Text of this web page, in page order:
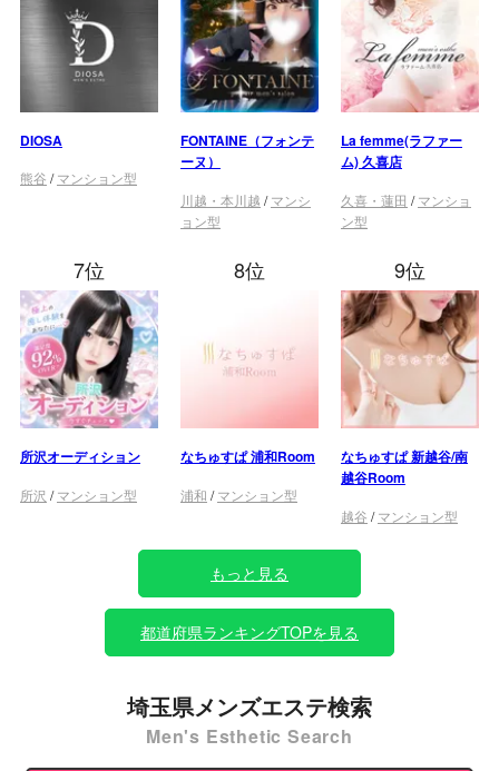
DIOSA
熊谷 /マンション型
FONTAINE（フォンテ
ーヌ）
川越・本川越 /マンシ
ョン型
La femme(ラファー
ム) 久喜店
久喜・蓮田 /マンショ
ン型
7位
所沢オーディション
所沢 /マンション型
8位
なちゅすぱ 浦和Room
浦和 /マンション型
9位
なちゅすぱ 新越谷/南
越谷Room
越谷 /マンション型
もっと見る
都道府県ランキングTOPを見る
埼玉県メンズエステ検索
Men's Esthetic Search